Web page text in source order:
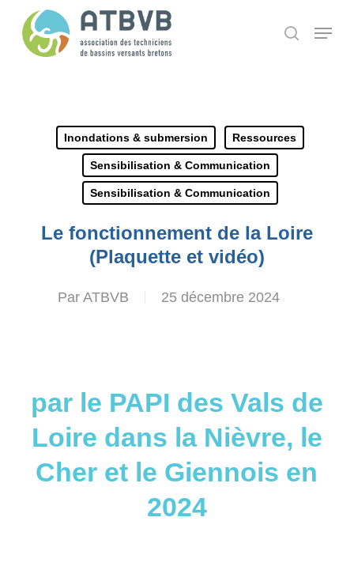
search
Menu
Inondations & submersion Ressources
Sensibilisation & Communication
Sensibilisation & Communication
Le fonctionnement de la Loire
(Plaquette et vidéo)
Par ATBVB 25 décembre 2024
par le PAPI des Vals de
Loire dans la Nièvre, le
Cher et le Giennois en
2024
Panneau de gestion des cookies